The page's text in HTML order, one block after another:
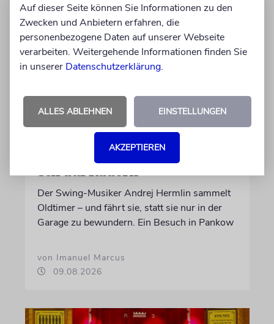
Der Swing-Musiker Andrej Hermlin sammelt
Oldtimer – und fährt sie, statt sie nur in der
Garage zu bewundern. Ein Besuch in Pankow
von Imanuel Marcus
09.08.2026
Auf dieser Seite können Sie Informationen zu den
Zwecken und Anbietern erfahren, die
personenbezogene Daten auf unserer Webseite
verarbeiten. Weitergehende Informationen finden Sie
in unserer Datenschutzerklärung.
ALLES ABLEHNEN EINSTELLUNGEN
AKZEPTIEREN